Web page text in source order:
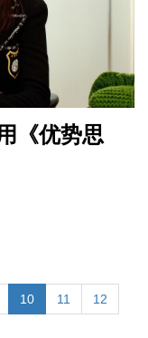
《优势思
10 11 12